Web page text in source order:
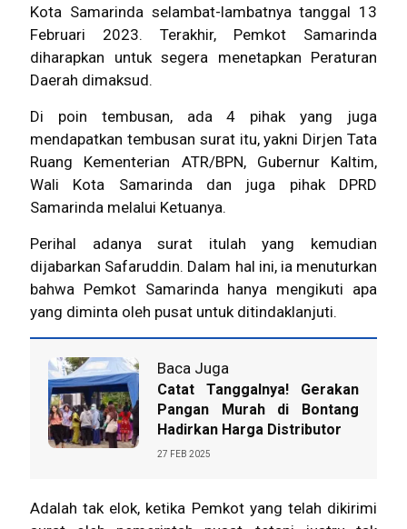
Kota Samarinda selambat-lambatnya tanggal 13
Februari 2023. Terakhir, Pemkot Samarinda
diharapkan untuk segera menetapkan Peraturan
Daerah dimaksud.
Di poin tembusan, ada 4 pihak yang juga
mendapatkan tembusan surat itu, yakni Dirjen Tata
Ruang Kementerian ATR/BPN, Gubernur Kaltim,
Wali Kota Samarinda dan juga pihak DPRD
Samarinda melalui Ketuanya.
Perihal adanya surat itulah yang kemudian
dijabarkan Safaruddin. Dalam hal ini, ia menuturkan
bahwa Pemkot Samarinda hanya mengikuti apa
yang diminta oleh pusat untuk ditindaklanjuti.
Baca Juga
Catat Tanggalnya! Gerakan
Pangan Murah di Bontang
Hadirkan Harga Distributor
27 FEB 2025
Adalah tak elok, ketika Pemkot yang telah dikirimi